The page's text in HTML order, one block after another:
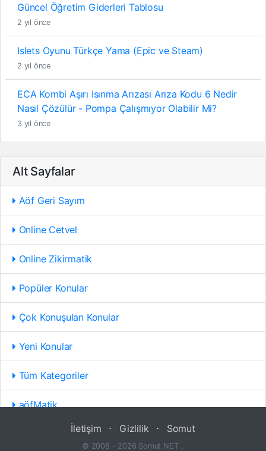
Güncel Öğretim Giderleri Tablosu
2 yıl önce
Islets Oyunu Türkçe Yama (Epic ve Steam)
2 yıl önce
ECA Kombi Aşırı Isınma Arızası Arıza Kodu 6 Nedir
Nasıl Çözülür - Pompa Çalışmıyor Olabilir Mi?
3 yıl önce
Alt Sayfalar
Aöf Geri Sayım
Online Cetvel
Online Zikirmatik
Popüler Konular
Çok Konuşulan Konular
Yeni Konular
Tüm Kategoriler
aöfMatik
İletişim
⋅ Gizlilik ⋅ Somut
© 2008 - 2026 Somut.NET _